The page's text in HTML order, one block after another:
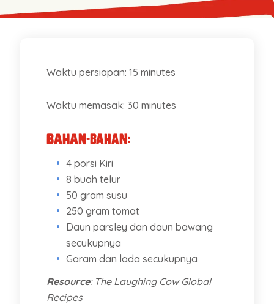
Waktu persiapan: 15 minutes
Waktu memasak: 30 minutes
Bahan-bahan:
4 porsi Kiri
8 buah telur
50 gram susu
250 gram tomat
Daun parsley dan daun bawang
secukupnya
Garam dan lada secukupnya
Resource: The Laughing Cow Global
Recipes